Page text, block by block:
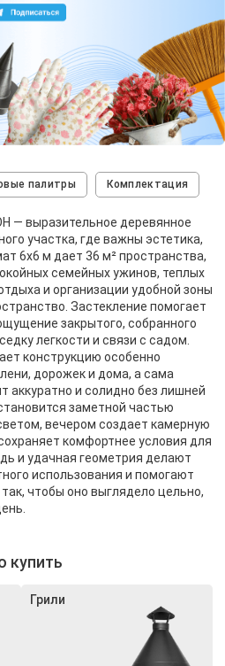
палитры Комплектация
— выразительное деревянное
участка, где важны эстетика,
6х6 м дает 36 м² пространства,
семейных ужинов, теплых
и организации удобной зоны
Застекление помогает
закрытого, собранного
легкости и связи с садом.
конструкцию особенно
дорожек и дома, а сама
аккуратно и солидно без лишней
заметной частью
вечером создает камерную
комфортнее условия для
и удачная геометрия делают
использования и помогают
чтобы оно выглядело цельно,
купить
Грили